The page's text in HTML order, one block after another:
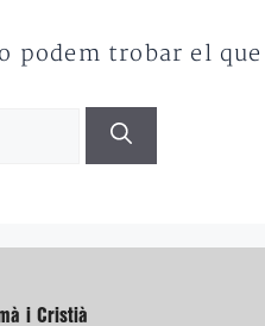
podem trobar el
i Cristià